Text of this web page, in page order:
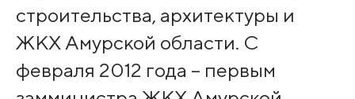
строительства, архитектуры и
ЖКХ Амурской области. С
февраля 2012 года – первым